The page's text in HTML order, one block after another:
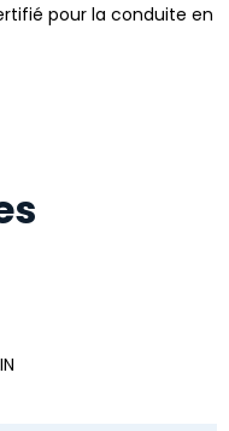
pour la conduite en